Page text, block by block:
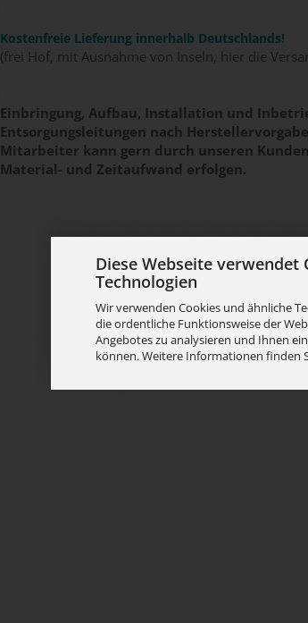
Diese Webseite verwendet
Technologien
Wir verwenden Cookies und ähnliche
die ordentliche Funktionsweise der
Angebotes zu analysieren und Ihnen
können. Weitere Informationen finden
Kostenfreie Lieferung innerhalb Deutschlands!
(frei Hof, mit Ausnahme von Inseln, hier die
Einbringung, Aufbau, Installation und
Entsorgungsleitungen nach
Mitarbeiter kann gern durch unseren
Material- und Zeitaufwand erfolgen.